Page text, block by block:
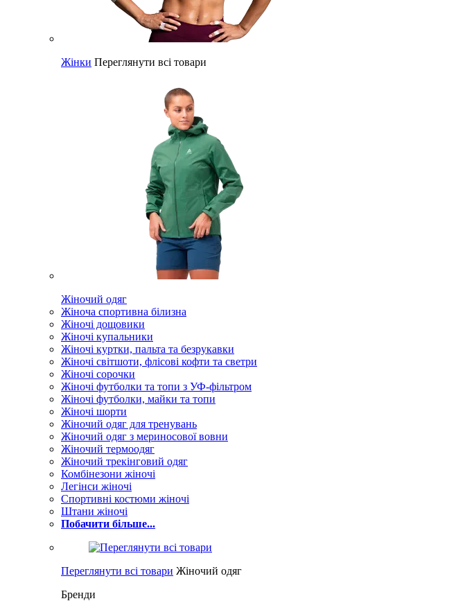
Жінки Переглянути всі товари
Жіночий одяг
Жіноча спортивна білизна
Жіночі дощовики
Жіночі купальники
Жіночі куртки, пальта та безрукавки
Жіночі світшоти, флісові кофти та светри
Жіночі сорочки
Жіночі футболки та топи з УФ-фільтром
Жіночі футболки, майки та топи
Жіночі шорти
Жіночий одяг для тренувань
Жіночий одяг з мериносової вовни
Жіночий термоодяг
Жіночий трекінговий одяг
Комбінезони жіночі
Легінси жіночі
Спортивні костюми жіночі
Штани жіночі
Побачити більше...
Переглянути всі товари Жіночий одяг
Бренди